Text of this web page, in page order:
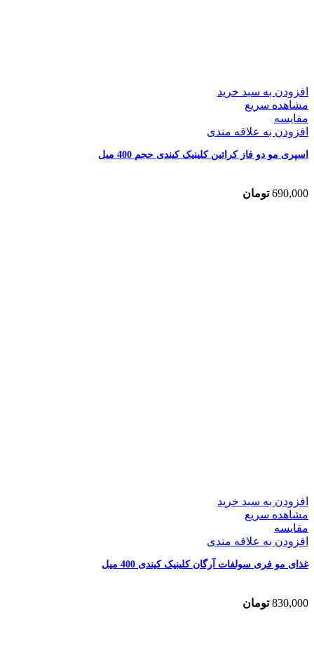
افزودن به سبد خرید
مشاهده سریع
مقایسه
افزودن به علاقه مندی
اسپری مو دو فاز کراتین کلینیک کیندی حجم 400 میل
690,000 تومان
افزودن به سبد خرید
مشاهده سریع
مقایسه
افزودن به علاقه مندی
غذای مو فری سولفات آرگان کلینیک کیندی 400 میل
830,000 تومان